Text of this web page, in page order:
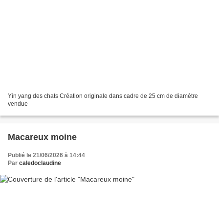
Yin yang des chats Création originale dans cadre de 25 cm de diamètre
vendue
Macareux moine
Publié le 21/06/2026 à 14:44
Par caledoclaudine